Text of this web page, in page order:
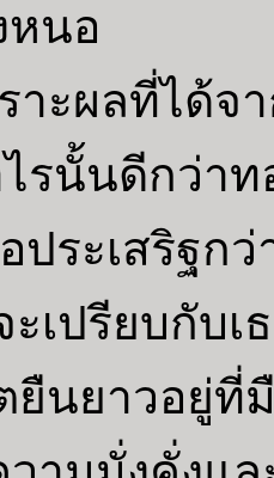
หนอ
ะผลที่ได้จ
ไรนั้นดีกว่าท
ระเสริฐก
เปรียบกับเ
นยาวอยู่ที่